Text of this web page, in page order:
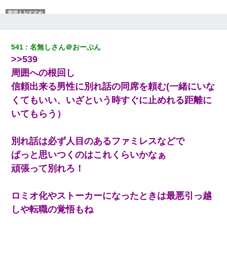
【身体で払わせて】女友達「ごめん、何も言わずにお金貸してく
ださい……」俺「いいよ！いくら？」女友達「10万円ぐら
い……」俺「ほい！10万！」→
日曜日、会社の窓を見ると同僚の姿。俺（あれ？ディズニーシー
じゃ？）→俺電話「今何してんの？」同僚「シーで並んでるこ
と！」俺「会社にいない？」→次の瞬間、すごい鳥肌が立った
最近うちの庭に知らない男の人がしょっちゅう入ってくる。それ
を職場で愚痴ったら、同僚男性が怒鳴りつけてきた。
10年ほど前、息子がまだ年中だった時に離婚したんだけど、一昨
彼女との行為を録画した結果→衝撃の事実が判明したｗｗｗｗｗ
ｗ
541 名無しさん＠おーぷん
>>539
周囲への根回し
信頼出来る男性に別れ話の同席を頼む(一緒にいな
くてもいい、いざという時すぐに止めれる距離に
いてもらう）
別れ話は必ず人目のあるファミレスなどで
ぱっと思いつくのはこれくらいかなぁ
頑張って別れろ！
ロミオ化やストーカーになったときは最悪引っ越
しや転職の覚悟もね